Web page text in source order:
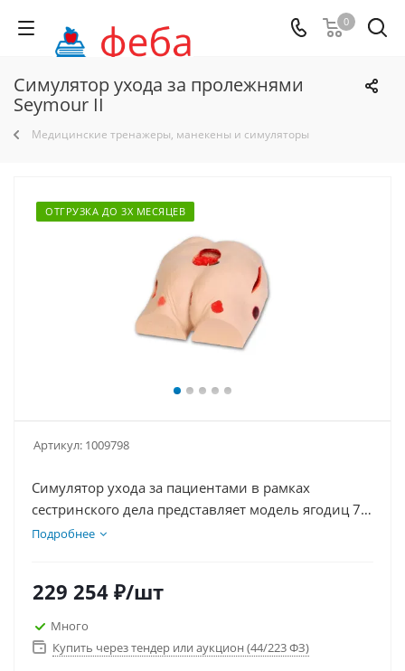
0
Симулятор ухода за пролежнями
Seymour II
Медицинские тренажеры, манекены и симуляторы
ОТГРУЗКА ДО 3Х МЕСЯЦЕВ
Артикул: 1009798
Симулятор ухода за пациентами в рамках
сестринского дела представляет модель ягодиц 74-
летнего пациента. Изготовлен из гибкого
пролежней по стандартам 2007 года, включая
стадии I-IV с подробными деталями, что позволяет
тренироваться в наложении различных повязок и
проведении вакуумной терапии. Подходит для
Подробнее
229 254 ₽/шт
Много
Купить через тендер или аукцион (44/223 ФЗ)